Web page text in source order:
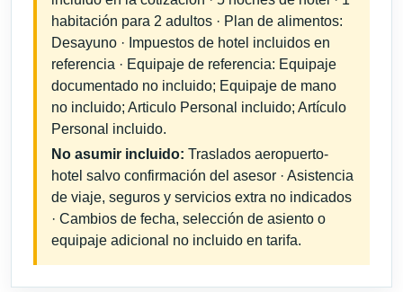
habitación para 2 adultos · Plan de alimentos:
Desayuno · Impuestos de hotel incluidos en
referencia · Equipaje de referencia: Equipaje
documentado no incluido; Equipaje de mano
no incluido; Articulo Personal incluido; Artículo
Personal incluido.
No asumir incluido: Traslados aeropuerto-
hotel salvo confirmación del asesor · Asistencia
de viaje, seguros y servicios extra no indicados
· Cambios de fecha, selección de asiento o
equipaje adicional no incluido en tarifa.